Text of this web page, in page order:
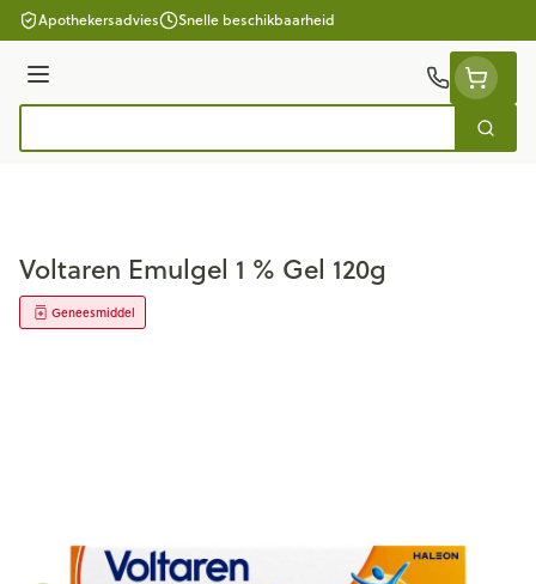
Ga naar de inhoud
Apothekersadvies Snelle beschikbaarheid
Menu
Zoek
Voltaren Emulgel 1 % Gel 120g
Geneesmiddel